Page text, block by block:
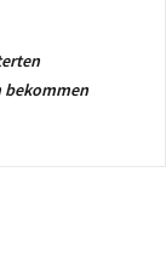
bekommen